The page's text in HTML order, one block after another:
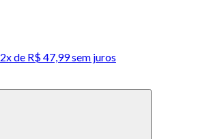
2x de R$ 47,99 sem juros